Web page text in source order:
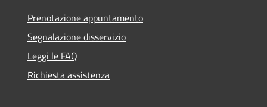
Prenotazione appuntamento
Segnalazione disservizio
Leggi le FAQ
Richiesta assistenza